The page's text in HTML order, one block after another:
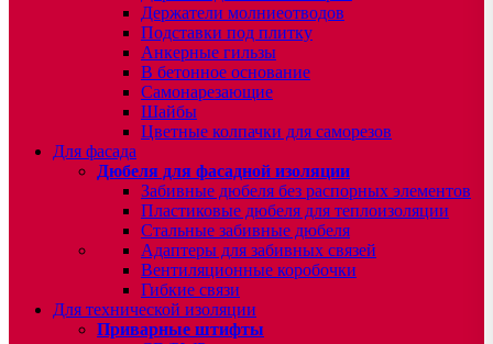
Держатели молниеотводов
Подставки под плитку
Анкерные гильзы
В бетонное основание
Самонарезающие
Шайбы
Цветные колпачки для саморезов
Для фасада
Дюбеля для фасадной изоляции
Забивные дюбеля без распорных элементов
Пластиковые дюбеля для теплоизоляции
Стальные забивные дюбеля
Адаптеры для забивных связей
Вентиляционные коробочки
Гибкие связи
Для технической изоляции
Приварные штифты